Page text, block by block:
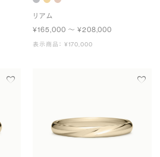
リアム
¥165,000 〜 ¥208,000
表示商品： ¥170,000